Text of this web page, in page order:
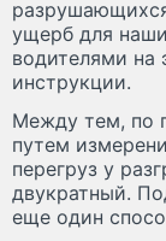
ущерб для
водителями на
инструкции.
Между тем, по
путем
перегруз у
двукратный.
еще один